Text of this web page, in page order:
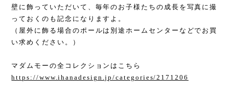
壁に飾っていただいて、毎年のお子様たちの成長を写真に撮
っておくのも記念になりますよ。
（屋外に飾る場合のポールは別途ホームセンターなどでお買
い求めください。）
マダムモーの全コレクションはこちら
https://www.ihanadesign.jp/categories/2171206